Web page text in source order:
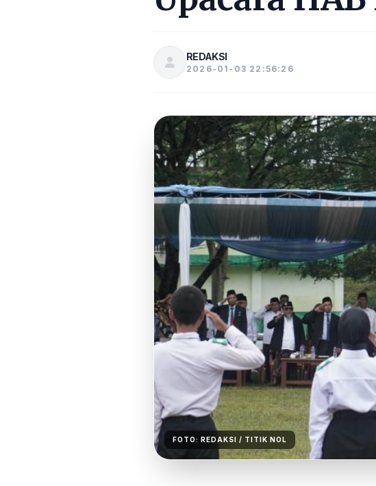
REDAKSI
2026-01-03 22:56:26
FOTO: REDAKSI / TITIK NOL